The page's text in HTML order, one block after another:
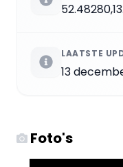
LAATSTE
13
Foto's